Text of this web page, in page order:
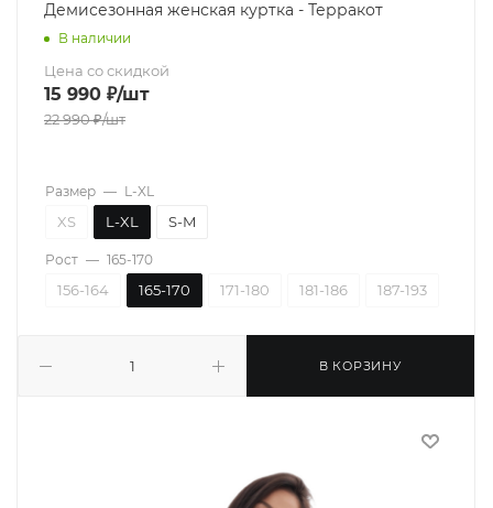
Демисезонная женская куртка - Терракот
В наличии
Цена со скидкой
15 990 ₽/шт
22 990₽/шт
В КОРЗИНУ
Размер — L-XL
XS L-XL S-M
Рост — 165-170
156-164 165-170 171-180 181-186 187-193